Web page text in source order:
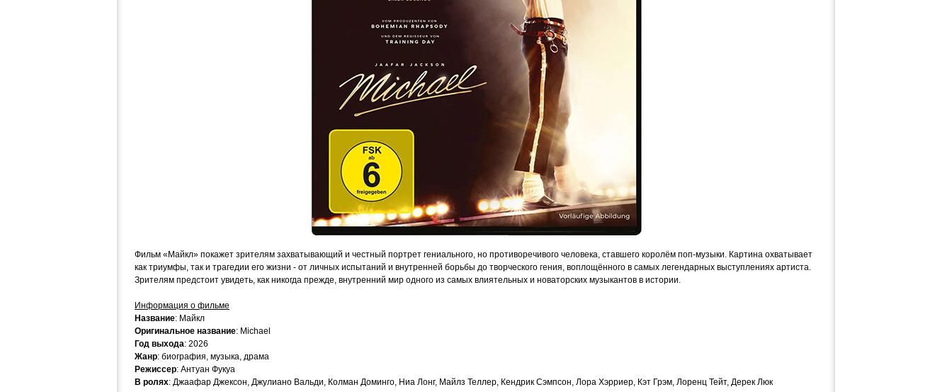
Фильм «Майкл» покажет зрителям захватывающий и честный портрет гениального, но противоречивого человека, ставшего королём поп-музыки. Картина охватывает
как триумфы, так и трагедии его жизни - от личных испытаний и внутренней борьбы до творческого гения, воплощённого в самых легендарных выступлениях артиста.
Зрителям предстоит увидеть, как никогда прежде, внутренний мир одного из самых влиятельных и новаторских музыкантов в истории.
Информация о фильме
Название: Майкл
Оригинальное название: Michael
Год выхода: 2026
Жанр: биография, музыка, драма
Режиссер: Антуан Фукуа
В ролях: Джаафар Джексон, Джулиано Вальди, Колман Доминго, Ниа Лонг, Майлз Теллер, Кендрик Сэмпсон, Лора Хэрриер, Кэт Грэм, Лоренц Тейт, Дерек Люк